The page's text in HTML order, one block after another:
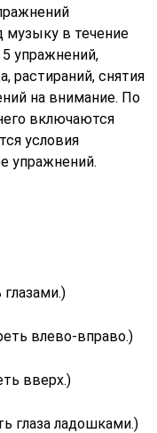
музыку в течение
упражнений,
растираний, снятия
на внимание. По
включаются
условия
упражнений.
глазами.)
влево-вправо.)
вверх.)
глаза ладошками.)